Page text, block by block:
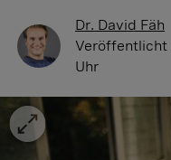
Dr. David Fäh
Veröffentlicht
Uhr